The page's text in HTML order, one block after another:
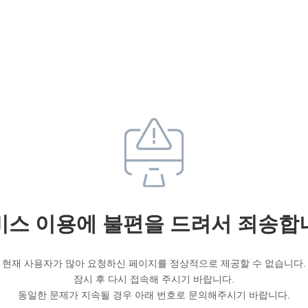
스 이용에 불편을 드려서 죄송합
현재 사용자가 많아 요청하신 페이지를 정상적으로 제공할 수 없습니다.
잠시 후 다시 접속해 주시기 바랍니다.
동일한 문제가 지속될 경우 아래 번호로 문의해주시기 바랍니다.